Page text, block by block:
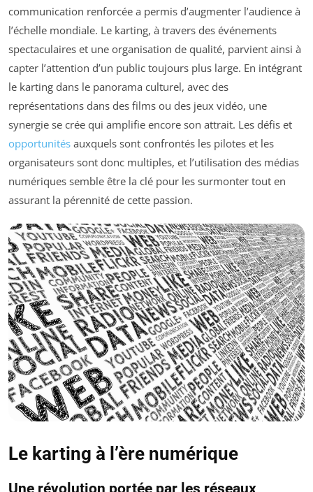
communication renforcée a permis d’augmenter l’audience à
l’échelle mondiale. Le karting, à travers des événements
spectaculaires et une organisation de qualité, parvient ainsi à
capter l’attention d’un public toujours plus large. En intégrant
le karting dans le panorama culturel, avec des
représentations dans des films ou des jeux vidéo, une
synergie se crée qui amplifie encore son attrait. Les défis et
opportunités auxquels sont confrontés les pilotes et les
organisateurs sont donc multiples, et l’utilisation des médias
numériques semble être la clé pour les surmonter tout en
assurant la pérennité de cette passion.
Le karting à l’ère numérique